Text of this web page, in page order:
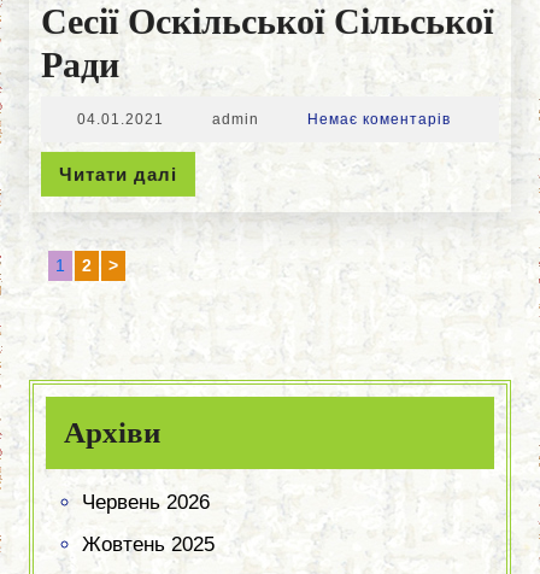
Сесії Оскільської Сільської
РадиРішення
Та
Розпорядження
Сесії
Оскільської
Сільської
Ради
04.01.2021 04.01.2021
admin Немає коментарів
Читати далі Читати
далі
Пагінація
записів
Сторінка
1 Сторінка
2 >
Архіви
Червень 2026
Жовтень 2025